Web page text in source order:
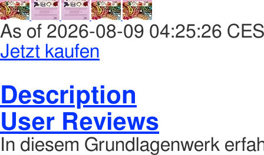
As of 2026-08-09 04:25:26
Jetzt kaufen
Description
User Reviews
In diesem Grundlagenwerk